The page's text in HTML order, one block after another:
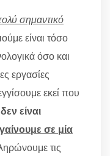
σημαντικό
είναι τόσο
όσο και
εργασίες
εκεί που
είναι
σε μία
τις